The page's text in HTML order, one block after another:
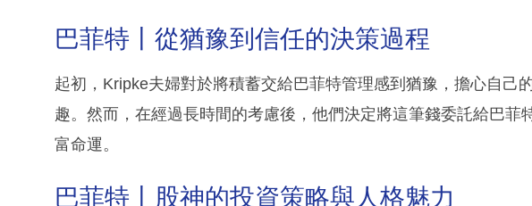
巴菲特丨從猶豫到信任的決策過程
起初，Kripke夫婦對於將積蓄交給巴菲特管理感到猶豫，擔心自己
趣。然而，在經過長時間的考慮後，他們決定將這筆錢委託給巴菲
富命運。
巴菲特丨股神的投資策略與人格魅力